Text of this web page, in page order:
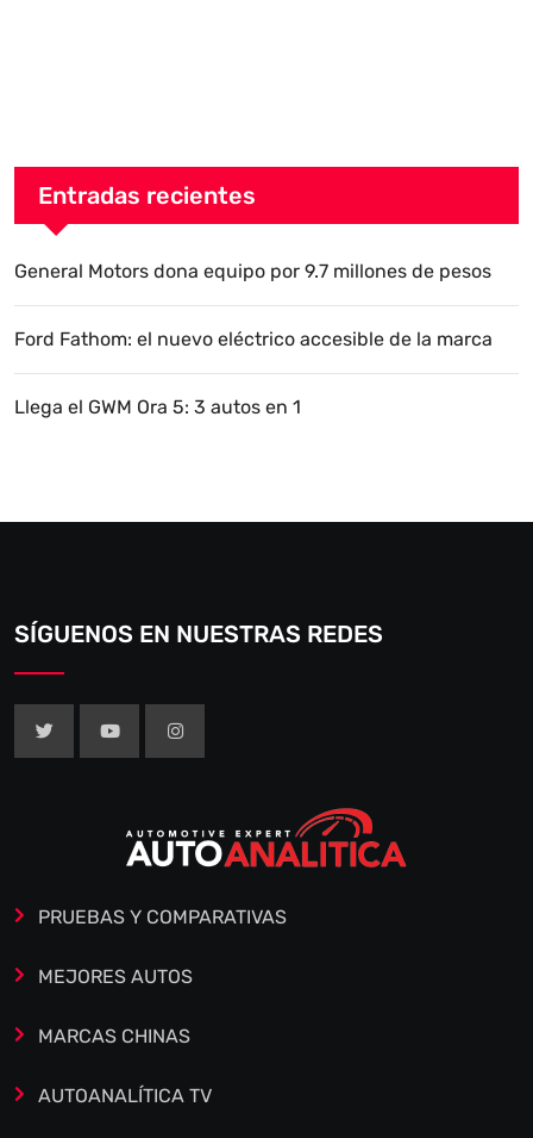
Entradas recientes
General Motors dona equipo por 9.7 millones de pesos
Ford Fathom: el nuevo eléctrico accesible de la marca
Llega el GWM Ora 5: 3 autos en 1
SÍGUENOS EN NUESTRAS REDES
PRUEBAS Y COMPARATIVAS
MEJORES AUTOS
MARCAS CHINAS
AUTOANALÍTICA TV